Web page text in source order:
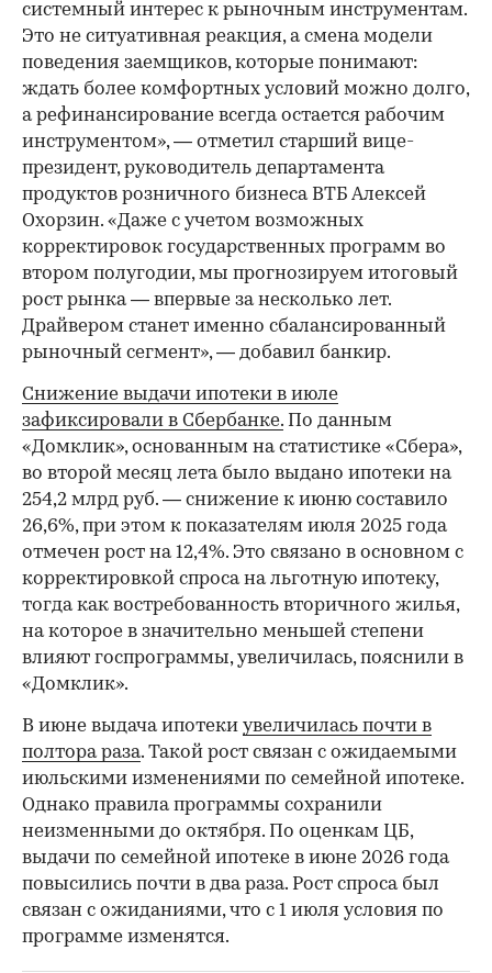
системный интерес к рыночным инструментам.
Это не ситуативная реакция, а смена модели
поведения заемщиков, которые понимают:
ждать более комфортных условий можно долго,
а рефинансирование всегда остается рабочим
инструментом», — отметил старший вице-
президент, руководитель департамента
продуктов розничного бизнеса ВТБ Алексей
Охорзин. «Даже с учетом возможных
корректировок государственных программ во
втором полугодии, мы прогнозируем итоговый
рост рынка — впервые за несколько лет.
Драйвером станет именно сбалансированный
рыночный сегмент», — добавил банкир.
Снижение выдачи ипотеки в июле
зафиксировали в Сбербанке. По данным
«Домклик», основанным на статистике «Сбера»,
во второй месяц лета было выдано ипотеки на
254,2 млрд руб. — снижение к июню составило
26,6%, при этом к показателям июля 2025 года
отмечен рост на 12,4%. Это связано в основном с
корректировкой спроса на льготную ипотеку,
тогда как востребованность вторичного жилья,
на которое в значительно меньшей степени
влияют госпрограммы, увеличилась, пояснили в
«Домклик».
В июне выдача ипотеки увеличилась почти в
полтора раза. Такой рост связан с ожидаемыми
июльскими изменениями по семейной ипотеке.
Однако правила программы сохранили
неизменными до октября. По оценкам ЦБ,
выдачи по семейной ипотеке в июне 2026 года
повысились почти в два раза. Рост спроса был
связан с ожиданиями, что с 1 июля условия по
программе изменятся.